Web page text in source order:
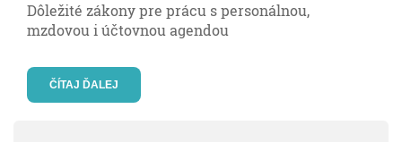
Dôležité zákony pre prácu s personálnou,
mzdovou i účtovnou agendou
ČÍTAJ ĎALEJ